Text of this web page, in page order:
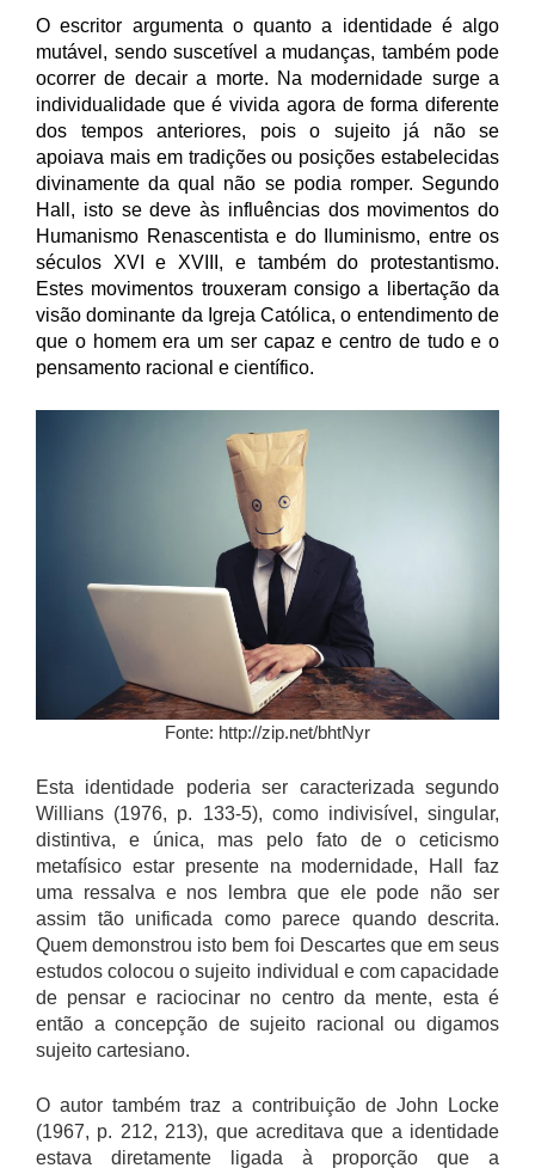
O escritor argumenta o quanto a identidade é algo
mutável, sendo suscetível a mudanças, também pode
ocorrer de decair a morte. Na modernidade surge a
individualidade que é vivida agora de forma diferente
dos tempos anteriores, pois o sujeito já não se
apoiava mais em tradições ou posições estabelecidas
divinamente da qual não se podia romper. Segundo
Hall, isto se deve às influências dos movimentos do
Humanismo Renascentista e do Iluminismo, entre os
séculos XVI e XVIII, e também do protestantismo.
Estes movimentos trouxeram consigo a libertação da
visão dominante da Igreja Católica, o entendimento de
que o homem era um ser capaz e centro de tudo e o
pensamento racional e científico.
Fonte: http://zip.net/bhtNyr
Esta identidade poderia ser caracterizada segundo
Willians (1976, p. 133-5), como indivisível, singular,
distintiva, e única, mas pelo fato de o ceticismo
metafísico estar presente na modernidade, Hall faz
uma ressalva e nos lembra que ele pode não ser
assim tão unificada como parece quando descrita.
Quem demonstrou isto bem foi Descartes que em seus
estudos colocou o sujeito individual e com capacidade
de pensar e raciocinar no centro da mente, esta é
então a concepção de sujeito racional ou digamos
sujeito cartesiano.
O autor também traz a contribuição de John Locke
(1967, p. 212, 213), que acreditava que a identidade
estava diretamente ligada à proporção que a